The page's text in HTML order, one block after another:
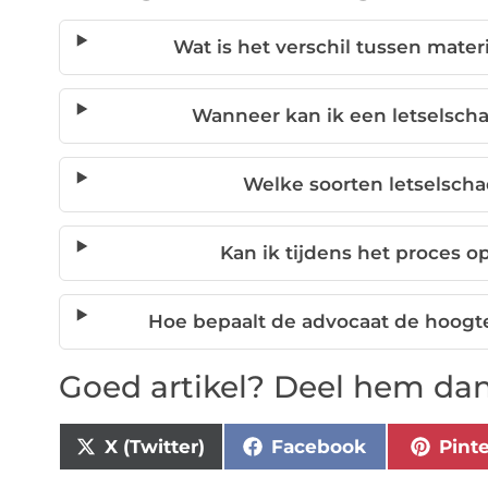
Wat is het verschil tussen
Wanneer kan ik een
Welke soorten
Kan ik tijdens het proces
Hoe bepaalt de advocaat de
Goed artikel? Deel hem
X (Twitter) Facebook